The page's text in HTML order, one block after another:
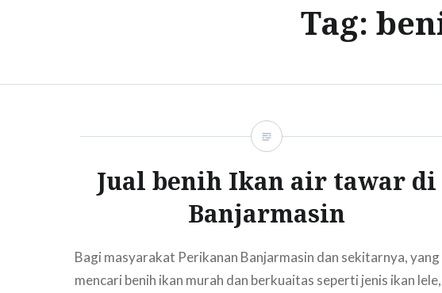
Tag:
Jual benih Ikan air tawar di
Banjarmasin
Bagi masyarakat Perikanan Banjarmasin dan sekitarnya, yang
mencari benih ikan murah dan berkuaitas seperti jenis ikan lele,